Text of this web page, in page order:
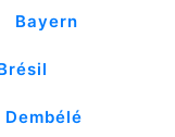
Bayern
Dembélé